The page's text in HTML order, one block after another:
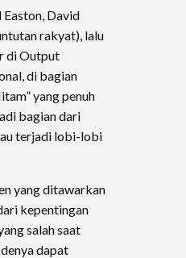
David
rakyat), lalu
di Output
di bagian
yang penuh
bagian dari
terjadi lobi-lobi
yang ditawarkan
kepentingan
salah saat
dapat